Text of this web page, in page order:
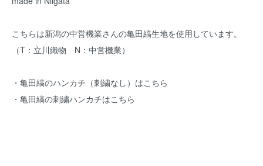
こちらは新潟の中営機業さんの亀田縞生地を使用しています。
（T：立川織物 N：中営機業）
・亀田縞のハンカチ（刺繍なし）はこちら
・亀田縞の刺繍ハンカチはこちら